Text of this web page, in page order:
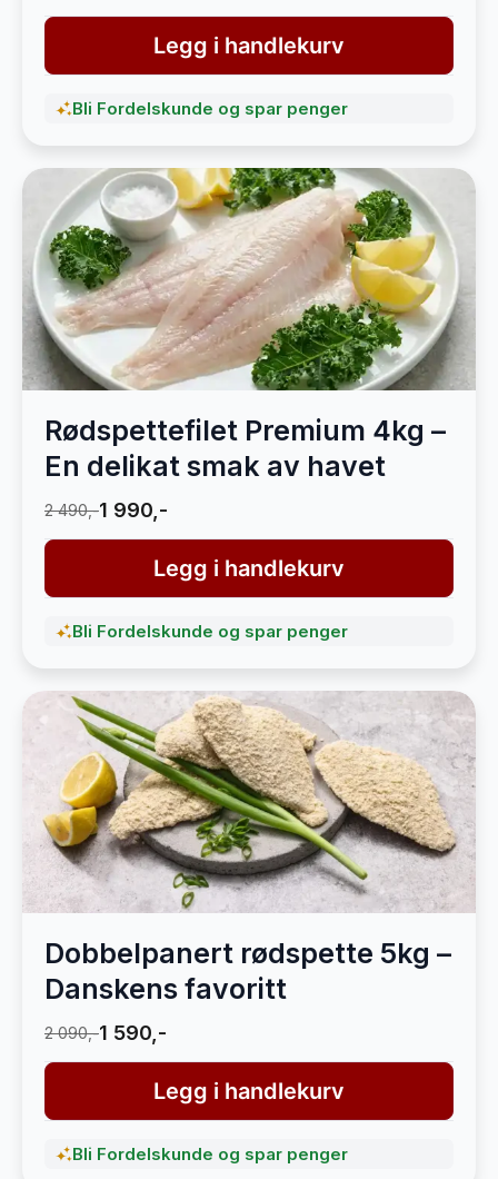
Legg i handlekurv
Bli Fordelskunde og spar penger
Rødspettefilet Premium 4kg –
En delikat smak av havet
2 490,-1 990,-
Legg i handlekurv
Bli Fordelskunde og spar penger
Dobbelpanert rødspette 5kg –
Danskens favoritt
2 090,-1 590,-
Legg i handlekurv
Bli Fordelskunde og spar penger